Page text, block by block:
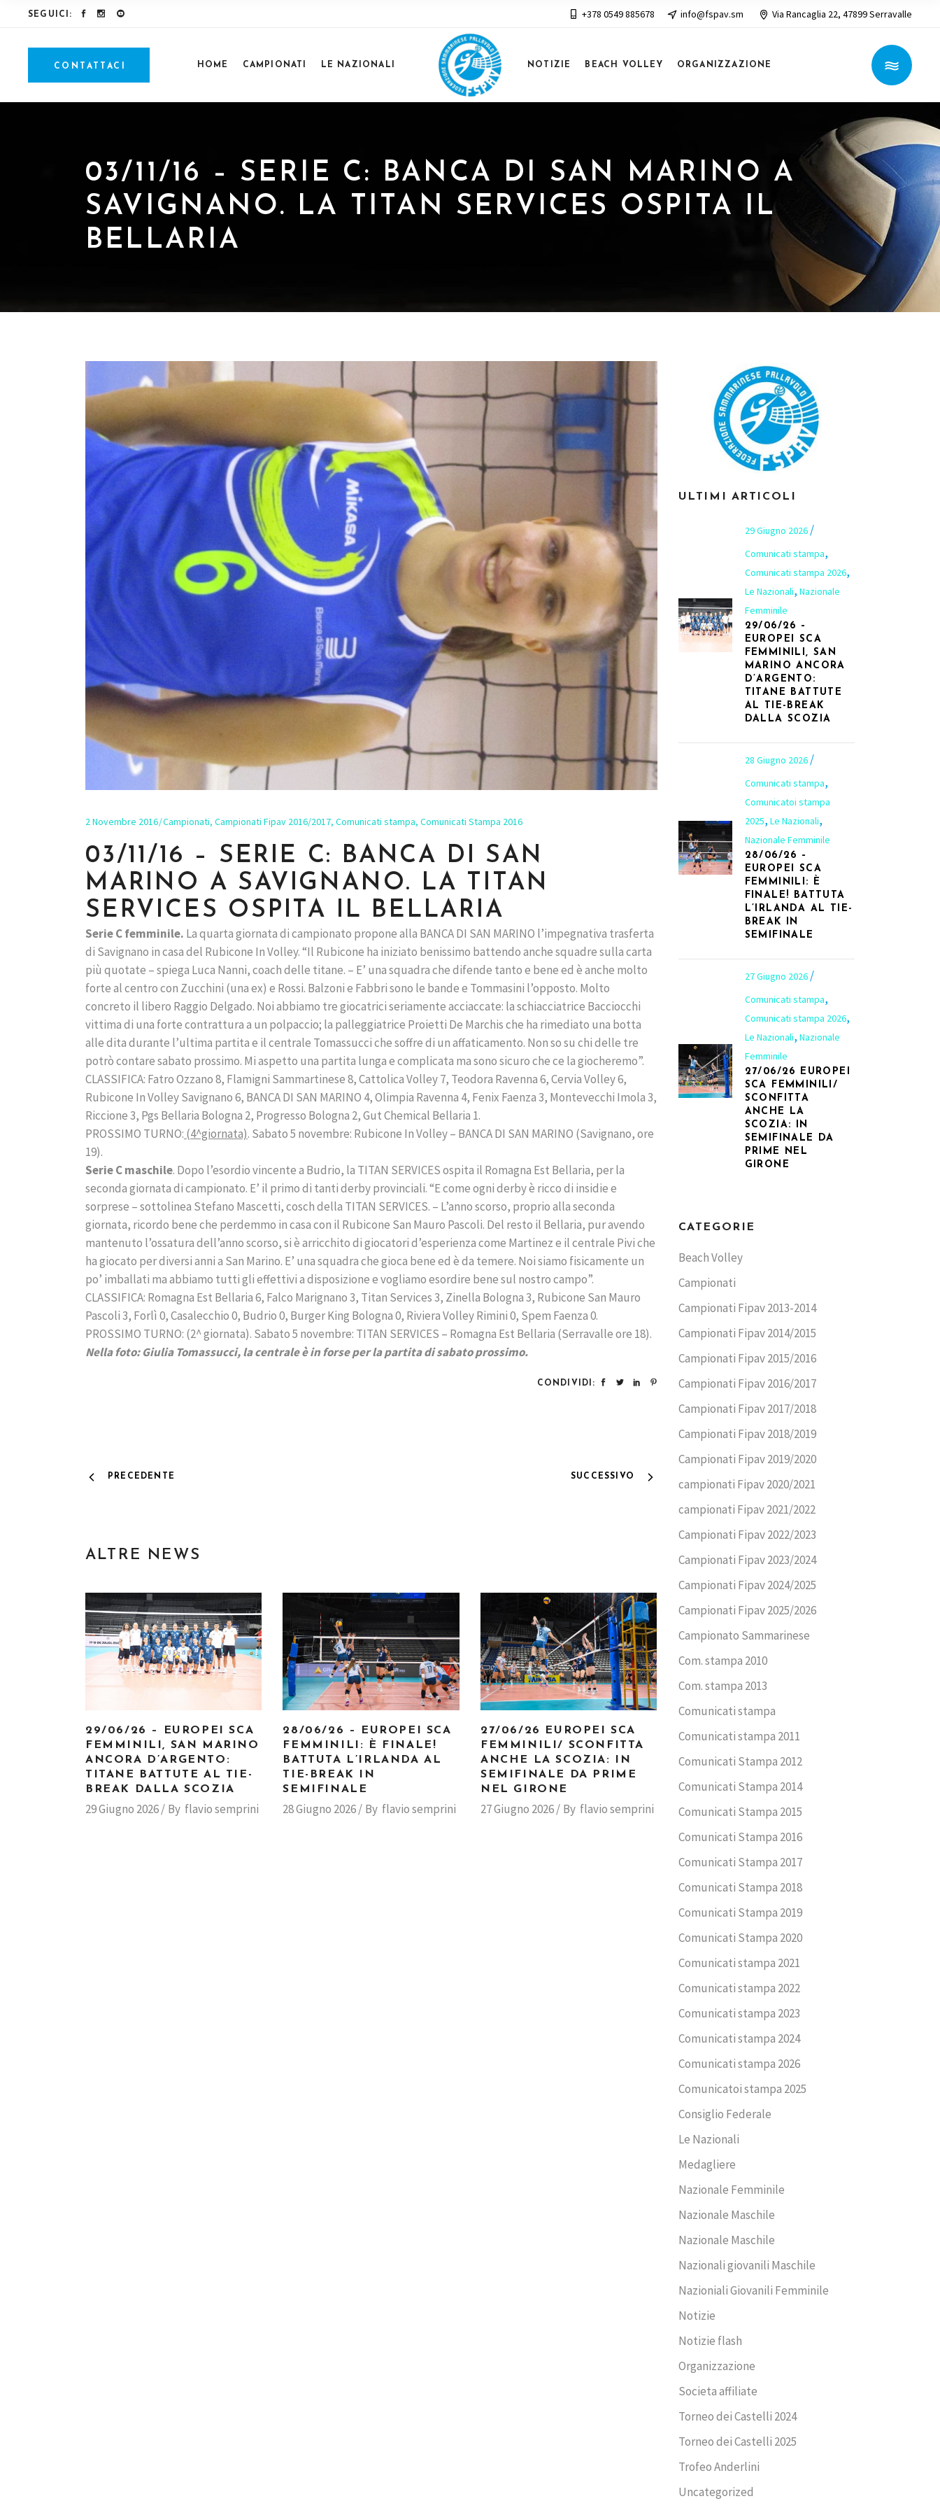
SEGUICI: +378 0549 885678 info@fspav.sm Via Rancaglia 22, 47899 Serravalle
CONTATTACI HOME CAMPIONATI LE NAZIONALI NOTIZIE BEACH VOLLEY ORGANIZZAZIONE
03/11/16 – SERIE C: BANCA DI SAN MARINO A
SAVIGNANO. LA TITAN SERVICES OSPITA IL
BELLARIA
2 Novembre 2016 Campionati, Campionati Fipav 2016/2017, Comunicati stampa, Comunicati Stampa 2016
03/11/16 – SERIE C: BANCA DI SAN
MARINO A SAVIGNANO. LA TITAN
SERVICES OSPITA IL BELLARIA
Serie C femminile. La quarta giornata di campionato propone alla BANCA DI SAN MARINO l’impegnativa trasferta
di Savignano in casa del Rubicone In Volley. “Il Rubicone ha iniziato benissimo battendo anche squadre sulla carta
più quotate – spiega Luca Nanni, coach delle titane. – E’ una squadra che difende tanto e bene ed è anche molto
forte al centro con Zucchini (una ex) e Rossi. Balzoni e Fabbri sono le bande e Tommasini l’opposto. Molto
concreto il libero Raggio Delgado. Noi abbiamo tre giocatrici seriamente acciaccate: la schiacciatrice Bacciocchi
vittima di una forte contrattura a un polpaccio; la palleggiatrice Proietti De Marchis che ha rimediato una botta
alle dita durante l’ultima partita e il centrale Tomassucci che soffre di un affaticamento. Non so su chi delle tre
potrò contare sabato prossimo. Mi aspetto una partita lunga e complicata ma sono sicuro che ce la giocheremo”.
CLASSIFICA: Fatro Ozzano 8, Flamigni Sammartinese 8, Cattolica Volley 7, Teodora Ravenna 6, Cervia Volley 6,
Rubicone In Volley Savignano 6, BANCA DI SAN MARINO 4, Olimpia Ravenna 4, Fenix Faenza 3, Montevecchi Imola 3,
Riccione 3, Pgs Bellaria Bologna 2, Progresso Bologna 2, Gut Chemical Bellaria 1.
PROSSIMO TURNO: (4^giornata). Sabato 5 novembre: Rubicone In Volley – BANCA DI SAN MARINO (Savignano, ore
19).
Serie C maschile. Dopo l’esordio vincente a Budrio, la TITAN SERVICES ospita il Romagna Est Bellaria, per la
seconda giornata di campionato. E’ il primo di tanti derby provinciali. “E come ogni derby è ricco di insidie e
sorprese – sottolinea Stefano Mascetti, cosch della TITAN SERVICES. – L’anno scorso, proprio alla seconda
giornata, ricordo bene che perdemmo in casa con il Rubicone San Mauro Pascoli. Del resto il Bellaria, pur avendo
mantenuto l’ossatura dell’anno scorso, si è arricchito di giocatori d’esperienza come Martinez e il centrale Pivi che
ha giocato per diversi anni a San Marino. E’ una squadra che gioca bene ed è da temere. Noi siamo fisicamente un
po’ imballati ma abbiamo tutti gli effettivi a disposizione e vogliamo esordire bene sul nostro campo”.
CLASSIFICA: Romagna Est Bellaria 6, Falco Marignano 3, Titan Services 3, Zinella Bologna 3, Rubicone San Mauro
Pascoli 3, Forlì 0, Casalecchio 0, Budrio 0, Burger King Bologna 0, Riviera Volley Rimini 0, Spem Faenza 0.
PROSSIMO TURNO: (2^ giornata). Sabato 5 novembre: TITAN SERVICES – Romagna Est Bellaria (Serravalle ore 18).
Nella foto: Giulia Tomassucci, la centrale è in forse per la partita di sabato prossimo.
CONDIVIDI:
PRECEDENTE SUCCESSIVO
ALTRE NEWS
29/06/26 – EUROPEI SCA
FEMMINILI, SAN MARINO
ANCORA D’ARGENTO:
TITANE BATTUTE AL TIE-
BREAK DALLA SCOZIA
29 Giugno 2026 By flavio semprini
28/06/26 – EUROPEI SCA
FEMMINILI: È FINALE!
BATTUTA L’IRLANDA AL
TIE-BREAK IN
SEMIFINALE
28 Giugno 2026 By flavio semprini
27/06/26 EUROPEI SCA
FEMMINILI/ SCONFITTA
ANCHE LA SCOZIA: IN
SEMIFINALE DA PRIME
NEL GIRONE
27 Giugno 2026 By flavio semprini
ULTIMI ARTICOLI
29 Giugno 2026
Comunicati stampa,
Comunicati stampa 2026,
Le Nazionali, Nazionale
Femminile
29/06/26 –
EUROPEI SCA
FEMMINILI, SAN
MARINO ANCORA
D’ARGENTO:
TITANE BATTUTE
AL TIE-BREAK
DALLA SCOZIA
28 Giugno 2026
Comunicati stampa,
Comunicatoi stampa
2025, Le Nazionali,
Nazionale Femminile
28/06/26 –
EUROPEI SCA
FEMMINILI: È
FINALE! BATTUTA
L’IRLANDA AL TIE-
BREAK IN
SEMIFINALE
27 Giugno 2026
Comunicati stampa,
Comunicati stampa 2026,
Le Nazionali, Nazionale
Femminile
27/06/26 EUROPEI
SCA FEMMINILI/
SCONFITTA
ANCHE LA
SCOZIA: IN
SEMIFINALE DA
PRIME NEL
GIRONE
CATEGORIE
Beach Volley
Campionati
Campionati Fipav 2013-2014
Campionati Fipav 2014/2015
Campionati Fipav 2015/2016
Campionati Fipav 2016/2017
Campionati Fipav 2017/2018
Campionati Fipav 2018/2019
Campionati Fipav 2019/2020
campionati Fipav 2020/2021
campionati Fipav 2021/2022
Campionati Fipav 2022/2023
Campionati Fipav 2023/2024
Campionati Fipav 2024/2025
Campionati Fipav 2025/2026
Campionato Sammarinese
Com. stampa 2010
Com. stampa 2013
Comunicati stampa
Comunicati stampa 2011
Comunicati Stampa 2012
Comunicati Stampa 2014
Comunicati Stampa 2015
Comunicati Stampa 2016
Comunicati Stampa 2017
Comunicati Stampa 2018
Comunicati Stampa 2019
Comunicati Stampa 2020
Comunicati stampa 2021
Comunicati stampa 2022
Comunicati stampa 2023
Comunicati stampa 2024
Comunicati stampa 2026
Comunicatoi stampa 2025
Consiglio Federale
Le Nazionali
Medagliere
Nazionale Femminile
Nazionale Maschile
Nazionale Maschile
Nazionali giovanili Maschile
Nazioniali Giovanili Femminile
Notizie
Notizie flash
Organizzazione
Societa affiliate
Torneo dei Castelli 2024
Torneo dei Castelli 2025
Trofeo Anderlini
Uncategorized